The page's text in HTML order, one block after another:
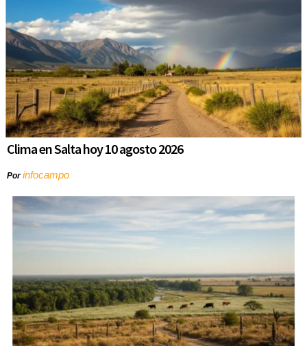
Clima en Salta hoy 10 agosto 2026
Porinfocampo